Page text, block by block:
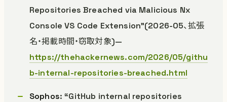
Repositories Breached via Malicious Nx
Console VS Code Extension”(2026-05、拡張
名・掲載時間・窃取対象)—
https://thehackernews.com/2026/05/githu
b-internal-repositories-breached.html
Sophos: “GitHub internal repositories